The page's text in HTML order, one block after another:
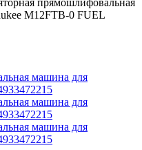
M12FTB-0 FUEL